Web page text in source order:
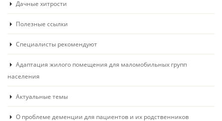
Дачные хитрости
Полезные ссылки
Специалисты рекомендуют
Адаптация жилого помещения для маломобильных групп
населения
Актуальные темы
О проблеме деменции для пациентов и их родственников